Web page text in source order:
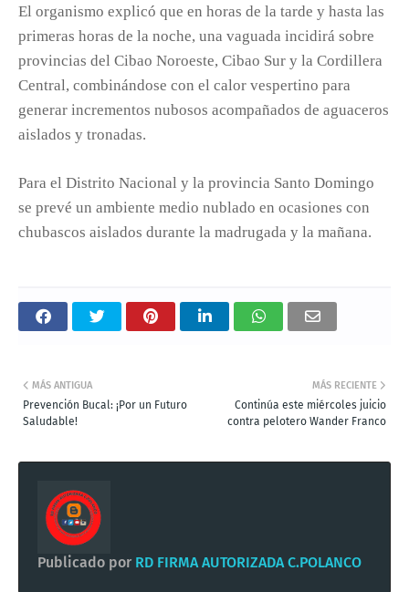
El organismo explicó que en horas de la tarde y hasta las
primeras horas de la noche, una vaguada incidirá sobre
provincias del Cibao Noroeste, Cibao Sur y la Cordillera
Central, combinándose con el calor vespertino para
generar incrementos nubosos acompañados de aguaceros
aislados y tronadas.
Para el Distrito Nacional y la provincia Santo Domingo
se prevé un ambiente medio nublado en ocasiones con
chubascos aislados durante la madrugada y la mañana.
MÁS RECIENTE
Continúa este miércoles juicio
contra pelotero Wander Franco
MÁS ANTIGUA
Prevención Bucal: ¡Por un Futuro
Saludable!
Publicado por RD FIRMA AUTORIZADA C.POLANCO